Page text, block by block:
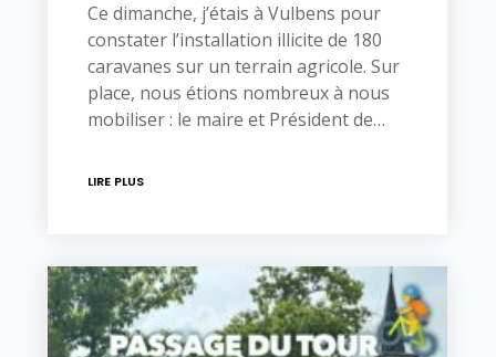
Ce dimanche, j’étais à Vulbens pour
constater l’installation illicite de 180
caravanes sur un terrain agricole. Sur
place, nous étions nombreux à nous
mobiliser : le maire et Président de…
LIRE PLUS